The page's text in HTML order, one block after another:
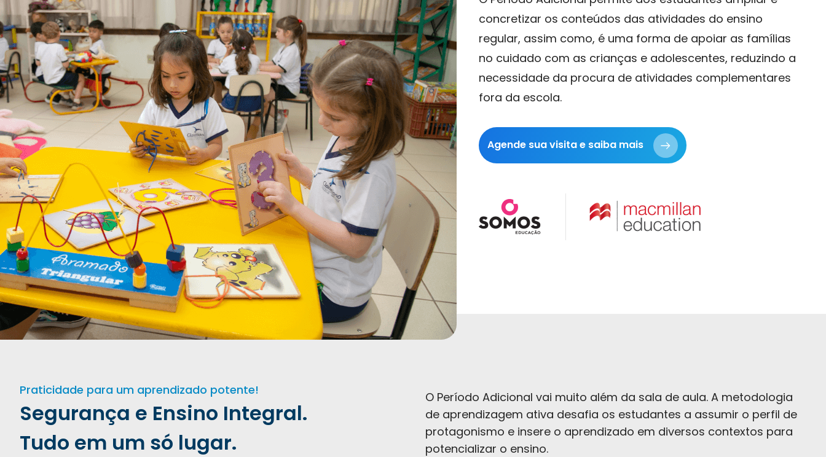
concretizar os conteúdos das atividades do ensino
regular, assim como, é uma forma de apoiar as famílias
no cuidado com as crianças e adolescentes, reduzindo a
necessidade da procura de atividades complementares
fora da escola.
Agende sua visita e saiba mais
Praticidade para um aprendizado potente!
Segurança e Ensino Integral.
Tudo em um só lugar.
O Período Adicional vai muito além da sala de aula. A metodologia
de aprendizagem ativa desafia os estudantes a assumir o perfil de
protagonismo e insere o aprendizado em diversos contextos para
potencializar o ensino.